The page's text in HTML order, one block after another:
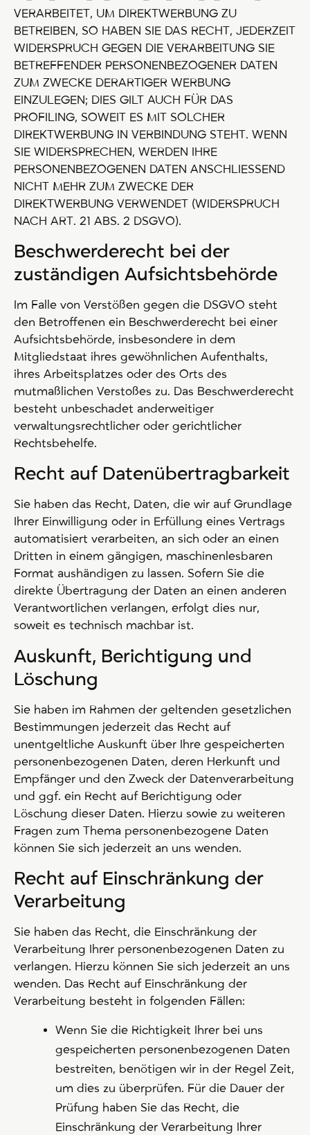
VERARBEITET, UM DIREKTWERBUNG ZU
BETREIBEN, SO HABEN SIE DAS RECHT, JEDERZEIT
WIDERSPRUCH GEGEN DIE VERARBEITUNG SIE
BETREFFENDER PERSONENBEZOGENER DATEN
ZUM ZWECKE DERARTIGER WERBUNG
EINZULEGEN; DIES GILT AUCH FÜR DAS
PROFILING, SOWEIT ES MIT SOLCHER
DIREKTWERBUNG IN VERBINDUNG STEHT. WENN
SIE WIDERSPRECHEN, WERDEN IHRE
PERSONENBEZOGENEN DATEN ANSCHLIESSEND
NICHT MEHR ZUM ZWECKE DER
DIREKTWERBUNG VERWENDET (WIDERSPRUCH
NACH ART. 21 ABS. 2 DSGVO).
Beschwerde­recht bei der
zuständigen Aufsichts­behörde
Im Falle von Verstößen gegen die DSGVO steht
den Betroffenen ein Beschwerderecht bei einer
Aufsichtsbehörde, insbesondere in dem
Mitgliedstaat ihres gewöhnlichen Aufenthalts,
ihres Arbeitsplatzes oder des Orts des
mutmaßlichen Verstoßes zu. Das Beschwerderecht
besteht unbeschadet anderweitiger
verwaltungsrechtlicher oder gerichtlicher
Rechtsbehelfe.
Recht auf Daten­übertrag­barkeit
Sie haben das Recht, Daten, die wir auf Grundlage
Ihrer Einwilligung oder in Erfüllung eines Vertrags
automatisiert verarbeiten, an sich oder an einen
Dritten in einem gängigen, maschinenlesbaren
Format aushändigen zu lassen. Sofern Sie die
direkte Übertragung der Daten an einen anderen
Verantwortlichen verlangen, erfolgt dies nur,
soweit es technisch machbar ist.
Auskunft, Berichtigung und
Löschung
Sie haben im Rahmen der geltenden gesetzlichen
Bestimmungen jederzeit das Recht auf
unentgeltliche Auskunft über Ihre gespeicherten
personenbezogenen Daten, deren Herkunft und
Empfänger und den Zweck der Datenverarbeitung
und ggf. ein Recht auf Berichtigung oder
Löschung dieser Daten. Hierzu sowie zu weiteren
Fragen zum Thema personenbezogene Daten
können Sie sich jederzeit an uns wenden.
Recht auf Einschränkung der
Verarbeitung
Sie haben das Recht, die Einschränkung der
Verarbeitung Ihrer personenbezogenen Daten zu
verlangen. Hierzu können Sie sich jederzeit an uns
wenden. Das Recht auf Einschränkung der
Verarbeitung besteht in folgenden Fällen:
Wenn Sie die Richtigkeit Ihrer bei uns
gespeicherten personenbezogenen Daten
bestreiten, benötigen wir in der Regel Zeit,
um dies zu überprüfen. Für die Dauer der
Prüfung haben Sie das Recht, die
Einschränkung der Verarbeitung Ihrer